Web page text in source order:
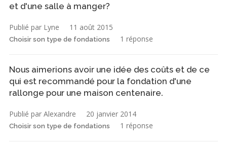
et d'une salle à manger?
Publié par Lyne 11 août 2015
Choisir son type de fondations 1 réponse
Nous aimerions avoir une idée des coûts et de ce
qui est recommandé pour la fondation d'une
rallonge pour une maison centenaire.
Publié par Alexandre 20 janvier 2014
Choisir son type de fondations 1 réponse